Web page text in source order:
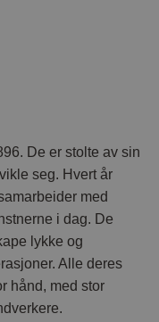
De er stolte av sin
seg. Hvert år
med
i dag. De
lykke og
Alle deres
hånd, med stor